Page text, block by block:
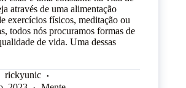
através de uma alimentação
exercícios físicos, meditação ou
todos nós procuramos formas de
de vida. Uma dessas
rickyunic